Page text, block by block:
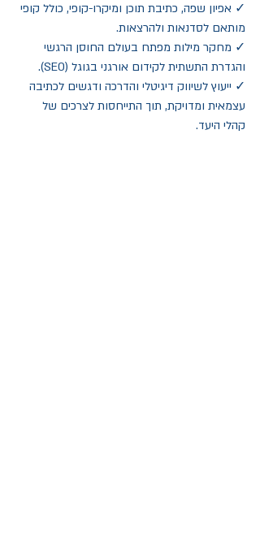
✓ אפיון שפה, כתיבת תוכן ומיקרו-קופי, כולל קופי
מותאם לסדנאות ולהרצאות.
✓ מחקר מילות מפתח בעולם החוסן הרגשי
והגדרת התשתית לקידום אורגני בגוגל (SEO).
✓ ייעוץ לשיווק דיגיטלי והדרכה ודגשים לכתיבה
עצמאית ומדויקת, תוך התייחסות לצרכים של
קהלי היעד.